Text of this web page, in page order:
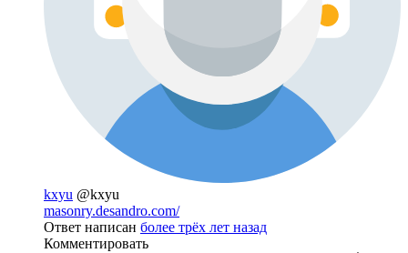
kxyu @kxyu
masonry.desandro.com/
Ответ написан более трёх лет назад
Комментировать